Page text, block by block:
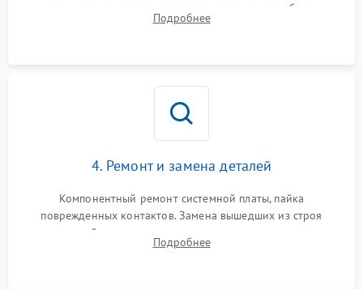
тестирование приводных моторов колес и турбины
всасывания. Оценка состояния оптических и инфракрасных
Подробнее
4. Ремонт и замена деталей
Компонентный ремонт системной платы, пайка
поврежденных контактов. Замена вышедших из строя
двигателей, изношенного аккумулятора, неисправного
лидара или помпы подачи воды. Восстановление шлейфов и
Подробнее